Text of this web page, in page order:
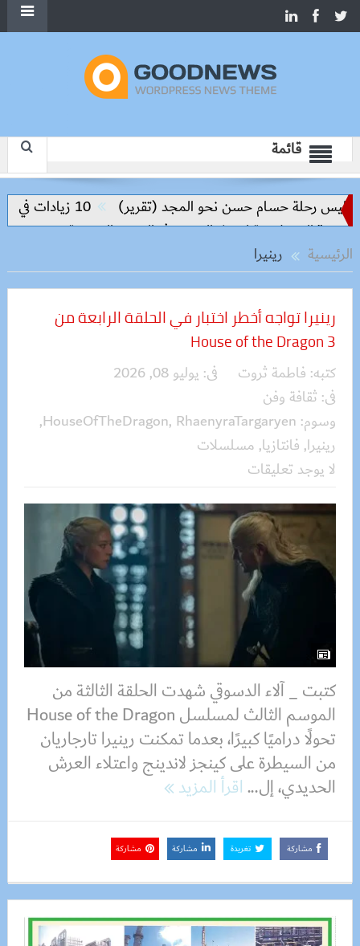
قائمة
رحلة حسام حسن نحو المجد (تقرير)
10 زيادات في 10 سنوات.. هل حان الوقت لرفع دعم البنزين نهائيا؟
الرئيسية
رينيرا
رينيرا تواجه أخطر اختبار في الحلقة الرابعة من
House of the Dragon 3
كتبه: فاطمة ثروت فى: يوليو 08, 2026
فى: ثقافة وفن
وسوم:
HouseOfTheDragon, RhaenyraTargaryen
,
رينيرا, فانتازيا, مسلسلات
لا يوجد تعليقات
كتبت _ آلاء الدسوقي شهدت الحلقة الثالثة من
الموسم الثالث لمسلسل House of the Dragon
تحولًا دراميًا كبيرًا، بعدما تمكنت رينيرا تارجاريان
من السيطرة على كينجز لاندينج واعتلاء العرش
الحديدي، إل...اقرأ المزيد
مشاركة تغريدة مشاركة مشاركة